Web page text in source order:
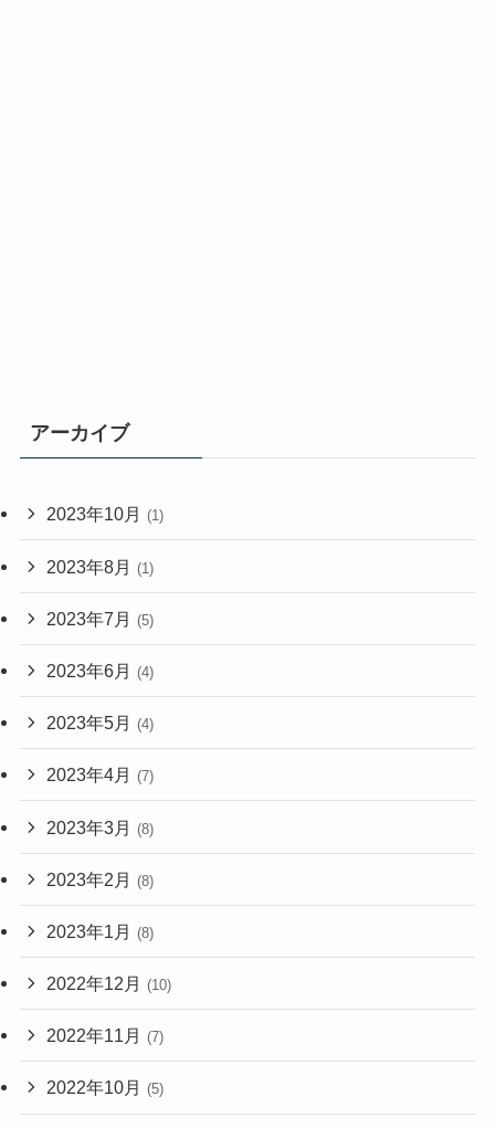
アーカイブ
2023年10月 (1)
2023年8月 (1)
2023年7月 (5)
2023年6月 (4)
2023年5月 (4)
2023年4月 (7)
2023年3月 (8)
2023年2月 (8)
2023年1月 (8)
2022年12月 (10)
2022年11月 (7)
2022年10月 (5)